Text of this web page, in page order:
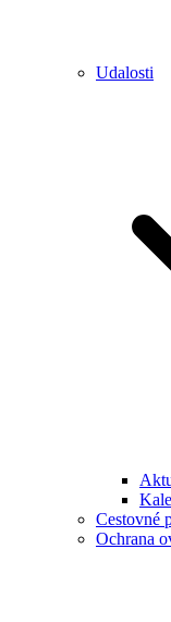
Udalosti
Cestovné
Ochrana